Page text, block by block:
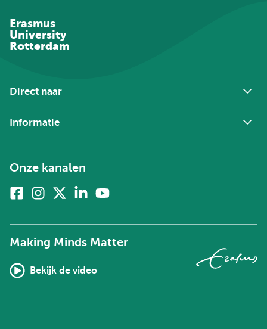
Erasmus
University
Rotterdam
Direct naar
Informatie
Onze kanalen
FacebookInstagram
twitter)
Linkedin
Making Minds Matter
Bekijk de video